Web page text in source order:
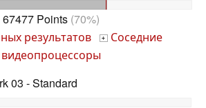
67477 Points (70%)
результатов + Соседние
видеопроцессоры
03 - Standard